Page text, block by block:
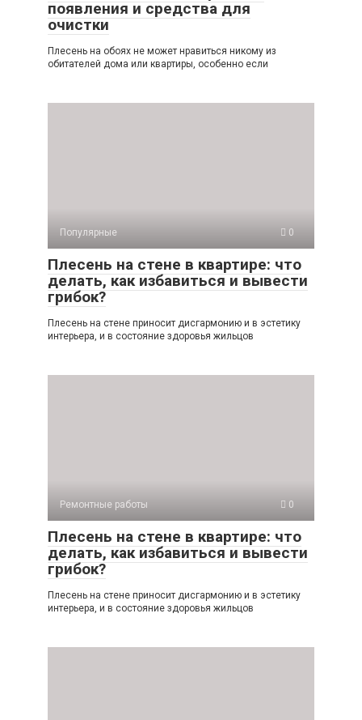
появления и средства для
очистки
Плесень на обоях не может нравиться никому из
обитателей дома или квартиры, особенно если
Популярные 0
Плесень на стене в квартире: что
делать, как избавиться и вывести
грибок?
Плесень на стене приносит дисгармонию и в эстетику
интерьера, и в состояние здоровья жильцов
Ремонтные работы 0
Плесень на стене в квартире: что
делать, как избавиться и вывести
грибок?
Плесень на стене приносит дисгармонию и в эстетику
интерьера, и в состояние здоровья жильцов